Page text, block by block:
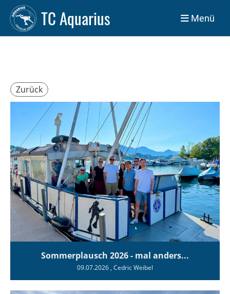
TC Aquarius Menü
Zurück
Sommerplausch 2026 - mal anders...
09.07.2026 , Cedric Weibel